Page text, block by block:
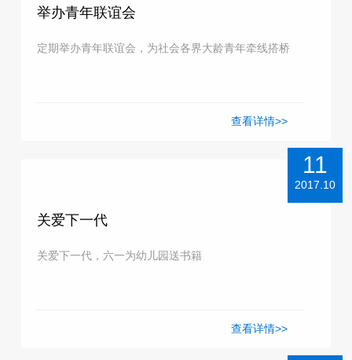
举办青年联谊会
定期举办青年联谊会，为社会各界大龄青年牵线搭桥
查看详情>>
关爱下一代
关爱下一代，六一为幼儿园送书籍
查看详情>>
11
2017.10